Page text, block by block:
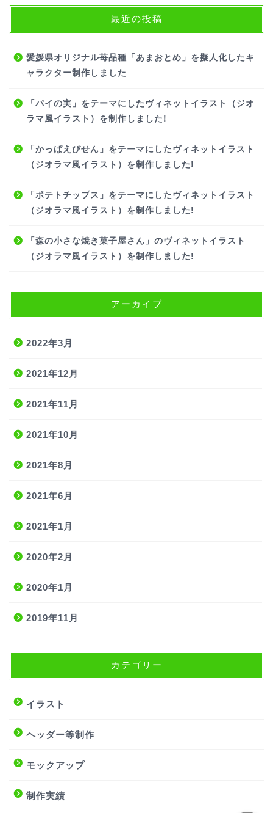
最近の投稿
愛媛県オリジナル苺品種「あまおとめ」を擬人化したキ
ャラクター制作しました
「パイの実」をテーマにしたヴィネットイラスト（ジオ
ラマ風イラスト）を制作しました!
「かっぱえびせん」をテーマにしたヴィネットイラスト
（ジオラマ風イラスト）を制作しました!
「ポテトチップス」をテーマにしたヴィネットイラスト
（ジオラマ風イラスト）を制作しました!
「森の小さな焼き菓子屋さん」のヴィネットイラスト
（ジオラマ風イラスト）を制作しました!
アーカイブ
2022年3月
2021年12月
2021年11月
2021年10月
2021年8月
2021年6月
2021年1月
2020年2月
2020年1月
2019年11月
カテゴリー
イラスト
ヘッダー等制作
モックアップ
制作実績
サービス内容